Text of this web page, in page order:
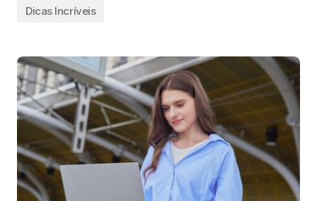
Dicas Incríveis